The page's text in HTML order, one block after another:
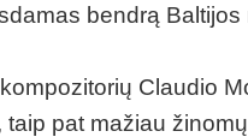
bendrą
Claudio
pat mažiau